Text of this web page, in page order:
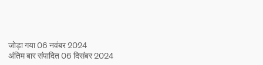
जोड़ा गया 06 नवंबर 2024
अंतिम बार संपादित 06 दिसंबर 2024